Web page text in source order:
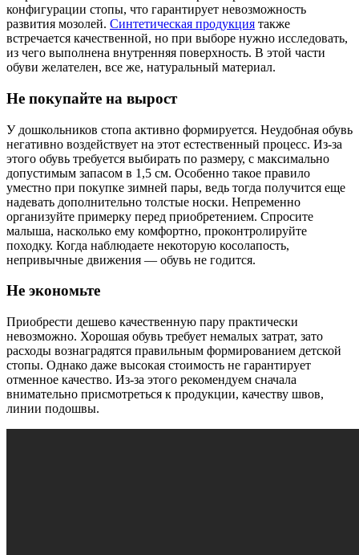
конфигурации стопы, что гарантирует невозможность
развития мозолей. Синтетическая продукция также
встречается качественной, но при выборе нужно исследовать,
из чего выполнена внутренняя поверхность. В этой части
обуви желателен, все же, натуральный материал.
Не покупайте на вырост
У дошкольников стопа активно формируется. Неудобная обувь
негативно воздействует на этот естественный процесс. Из-за
этого обувь требуется выбирать по размеру, с максимально
допустимым запасом в 1,5 см. Особенно такое правило
уместно при покупке зимней пары, ведь тогда получится еще
надевать дополнительно толстые носки. Непременно
организуйте примерку перед приобретением. Спросите
малыша, насколько ему комфортно, проконтролируйте
походку. Когда наблюдаете некоторую косолапость,
непривычные движения — обувь не годится.
Не экономьте
Приобрести дешево качественную пару практически
невозможно. Хорошая обувь требует немалых затрат, зато
расходы вознаградятся правильным формированием детской
стопы. Однако даже высокая стоимость не гарантирует
отменное качество. Из-за этого рекомендуем сначала
внимательно присмотреться к продукции, качеству швов,
линии подошвы.